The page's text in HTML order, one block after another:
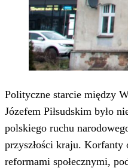
Polityczne starcie między
Józefem Piłsudskim było
polskiego ruchu
przyszłości kraju. Korfanty
reformami społecznymi,